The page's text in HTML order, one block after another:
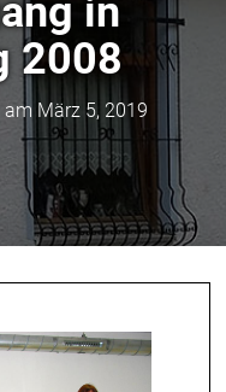
O
A
L
T
N
in
2008
am März 5, 2019